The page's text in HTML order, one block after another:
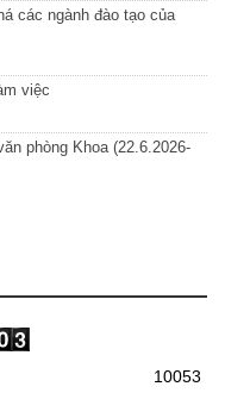
các ngành đào tạo của
việc
phòng Khoa (22.6.2026-
10053